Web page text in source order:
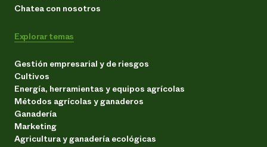
Chatea con nosotros
Explorar temas
Gestión empresarial y de riesgos
Cultivos
Energía, herramientas y equipos agrícolas
Métodos agrícolas y ganaderos
Ganadería
Marketing
Agricultura y ganadería ecológicas